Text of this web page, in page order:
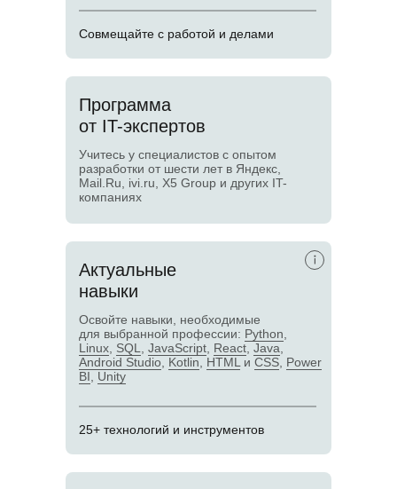
Актуальные
навыки
Освойте навыки, необходимые
для выбранной профессии: Python
Linux SQL JavaScript React Java
Android Studio Kotlin HTML и CSS Power
BI
Unity
Программа
от IT-экспертов
Учитесь у специалистов с опытом
разработки от шести лет в Яндекс,
Mail.Ru, ivi.ru, X5 Group и других IT-
компаниях
Совмещайте с работой и делами
25+ технологий и инструментов